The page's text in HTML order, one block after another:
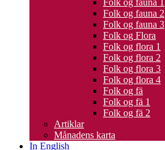
Folk og fauna 1
Folk og fauna 2
Folk og fauna 3
Folk og Flora
Folk og flora 1
Folk og flora 2
Folk og flora 3
Folk og flora 4
Folk og fä
Folk og fä 1
Folk og fä 2
Artiklar
Månadens karta
In English